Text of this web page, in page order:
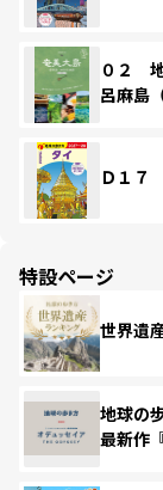
０２
呂麻島
Ｄ１７
特設ページ
世界遺
地球の
最新作